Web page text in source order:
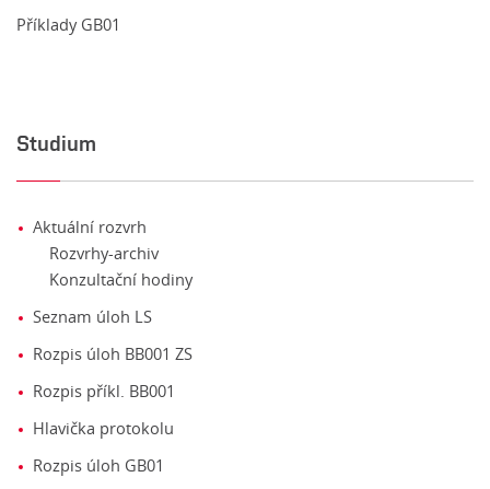
Příklady GB01
Studium
Aktuální rozvrh
Rozvrhy-archiv
Konzultační hodiny
Seznam úloh LS
Rozpis úloh BB001 ZS
Rozpis příkl. BB001
Hlavička protokolu
Rozpis úloh GB01